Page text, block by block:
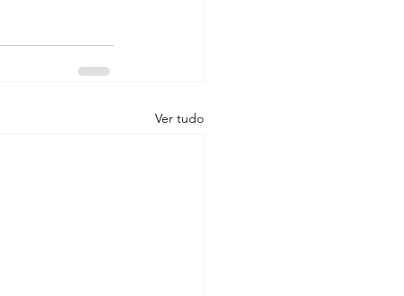
Ver tudo